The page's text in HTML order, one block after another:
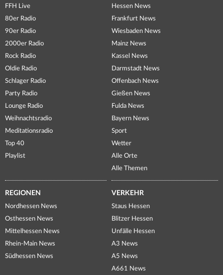
FFH Live
80er Radio
90er Radio
2000er Radio
Rock Radio
Oldie Radio
Schlager Radio
Party Radio
Lounge Radio
Weihnachtsradio
Meditationsradio
Top 40
Playlist
Hessen News
Frankfurt News
Wiesbaden News
Mainz News
Kassel News
Darmstadt News
Offenbach News
Gießen News
Fulda News
Bayern News
Sport
Wetter
Alle Orte
Alle Themen
REGIONEN
Nordhessen News
Osthessen News
Mittelhessen News
Rhein-Main News
Südhessen News
VERKEHR
Staus Hessen
Blitzer Hessen
Unfälle Hessen
A3 News
A5 News
A661 News